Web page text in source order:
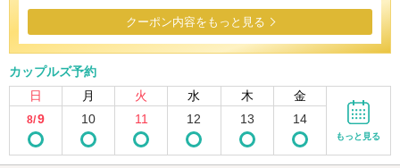
クーポン内容をもっと見る
カップルズ予約
日
月 火 水 木 金
8/9 10 11 12 13 14
もっと見る